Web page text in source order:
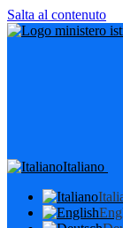
Salta al contenuto
Italiano